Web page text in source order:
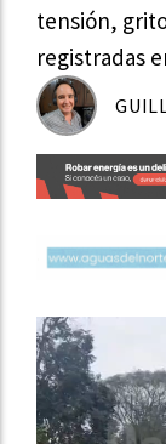
tensión,
registradas